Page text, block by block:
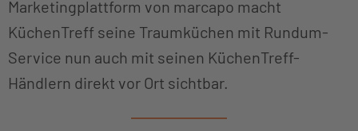
Marketingplattform von marcapo macht
KüchenTreff seine Traumküchen mit Rundum-
Service nun auch mit seinen KüchenTreff-
Händlern direkt vor Ort sichtbar.